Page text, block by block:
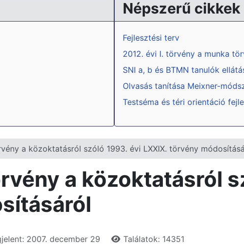
Népszerű cikkek
Fejlesztési terv
2012. évi I. törvény a munka
SNI a, b és BTMN tanulók
Olvasás tanítása Meixner-
Testséma és téri orientáció
a közoktatásról szóló 1993. évi LXXIX. törvény
a közoktatásról
2007. december 29 Találatok: 14351